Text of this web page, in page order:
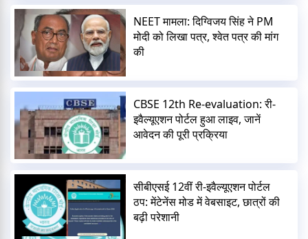
NEET मामला: दिग्विजय सिंह ने PM
मोदी को लिखा पत्र, श्वेत पत्र की मांग
की
CBSE 12th Re-evaluation: री-
इवैल्यूएशन पोर्टल हुआ लाइव, जानें
आवेदन की पूरी प्रक्रिया
सीबीएसई 12वीं री-इवैल्यूएशन पोर्टल
ठप: मेंटेनेंस मोड में वेबसाइट, छात्रों की
बढ़ी परेशानी